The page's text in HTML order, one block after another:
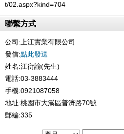
t/02.aspx?kind=704
聯繫方式
公司: 上江實業有限公司
發信:點此發送
姓名:江衍諭(先生)
電話:03-3883444
手機:0921087058
地址:桃園市大溪區普濟路70號
郵編:335